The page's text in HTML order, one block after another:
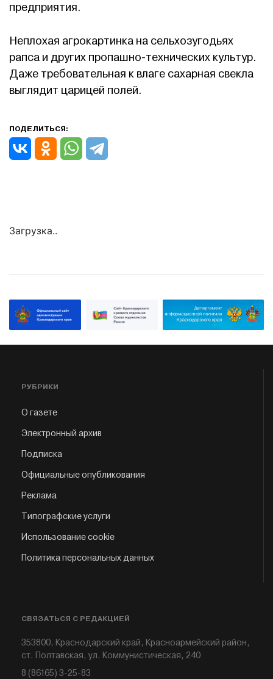
предприятия.
Неплохая агрокартинка на сельхозугодьях
рапса и других пропашно-технических культур.
Даже требовательная к влаге сахарная свекла
выглядит царицей полей.
ПОДЕЛИТЬСЯ:
Загрузка..
РУБРИКИ
О газете
Электронный архив
Подписка
Официальные опубликования
Реклама
Типографские услуги
Использование cookie
Политика персональных данных
СВЯЗАТЬСЯ С РЕДАКЦИЕЙ
353800, Краснодарский край, Красноармейский район,
ст. Полтавская, ул. Коммунистическая, 240
8 (86165) 3-25-83